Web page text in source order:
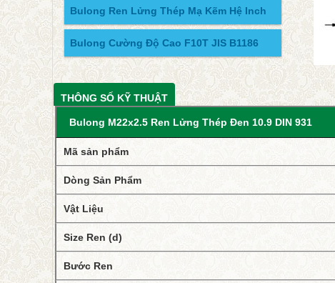
Bulong Ren Lửng Thép Mạ Kẽm Hệ Inch
Bulong Cường Độ Cao F10T JIS B1186
THÔNG SỐ KỸ THUẬT
Bulong M22x2.5 Ren Lửng Thép Đen 10.9 DIN 931
Mã sản phẩm
Dòng Sản Phẩm
Vật Liệu
Size Ren (d)
Bước Ren